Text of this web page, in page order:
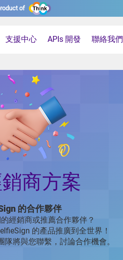
of
支援中心 APIs 開發 聯絡我們
商方案
的合作夥伴
經銷商或推薦合作夥伴？
的產品推廣到全世界！
將與您聯繫，討論合作機會。